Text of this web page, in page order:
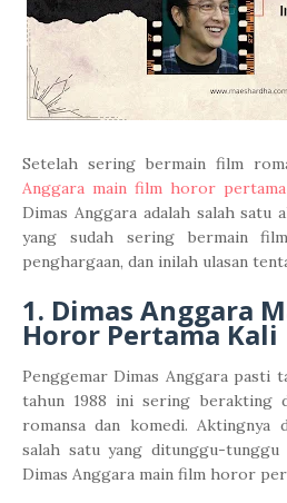
Setelah sering bermain film
Anggara main film horor
Dimas Anggara adalah salah satu
yang sudah sering bermain
penghargaan, dan inilah ulasan
1. Dimas Anggara
Horor Pertama Kali
Penggemar Dimas Anggara pasti
tahun 1988 ini sering berakting
romansa dan komedi. Aktingnya
salah satu yang ditunggu-
Dimas Anggara main film horor